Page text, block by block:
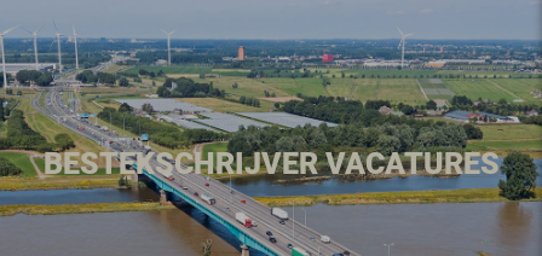
BESTEKSCHRIJVER VACATURES